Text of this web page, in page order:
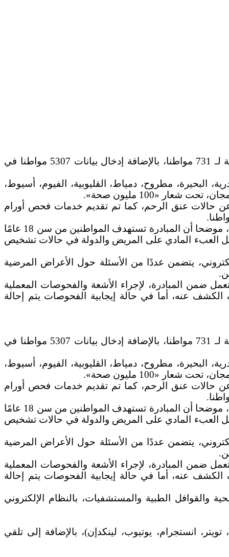
أعلنت وزارة الصحة والسكان، تقديم خدمات مبادرة رئيس الجمهورية للكشف المبكر عن الإصابة بالأورام السرطانية لـ 731 مواطنا، بالإضافة إدخال بيانات 5307 مواطنا في
انطلقت، اليوم الأحد 11 يونيو، في محافظات «إسكندرية، البحيرة، مطروح، دمياط، القليوبية، الفيوم، أسيوط،
«100 مليون صحة».
أن الوحدات الصحية أجرت 47 مسحة للكشف المبكر عن حالات عنق الرحم، كما تم تقديم خدمات فحص أورام
وأضاف «عبدالغفار» أن خدمة مشروع الإقلاع عن التدخين تلقت 36 اتصالًا لمساعدة المرضى وتحويلهم لعيادات الإقلاع، موضحا أن المبادرة تستهدف المواطنين من سن 18 عامًا
العبء المادي على المريض والدولة في حالات تشخيص
يتضمن عددًا من الأسئلة حول الأعراض المرضية
ضمن المبادرة، لإجراء الأشعة والفحوصات المعملية
الكشف عنه، أما في حالة إيجابية الفحوصات يتم إحالة
أعلنت وزارة الصحة والسكان، تقديم خدمات مبادرة رئيس الجمهورية للكشف المبكر عن الإصابة بالأورام السرطانية لـ 731 مواطنا، بالإضافة إدخال بيانات 5307 مواطنا في
انطلقت، اليوم الأحد 11 يونيو، في محافظات «إسكندرية، البحيرة، مطروح، دمياط، القليوبية، الفيوم، أسيوط،
«100 مليون صحة».
أن الوحدات الصحية أجرت 47 مسحة للكشف المبكر عن حالات عنق الرحم، كما تم تقديم خدمات فحص أورام
وأضاف «عبدالغفار» أن خدمة مشروع الإقلاع عن التدخين تلقت 36 اتصالًا لمساعدة المرضى وتحويلهم لعيادات الإقلاع، موضحا أن المبادرة تستهدف المواطنين من سن 18 عامًا
العبء المادي على المريض والدولة في حالات تشخيص
يتضمن عددًا من الأسئلة حول الأعراض المرضية
ضمن المبادرة، لإجراء الأشعة والفحوصات المعملية
الكشف عنه، أما في حالة إيجابية الفحوصات يتم إحالة
الطبية والمستشفيات، بالنظام الإلكتروني
انستجرام، يوتيوب، لينكدإن)، بالإضافة إلى تلقي